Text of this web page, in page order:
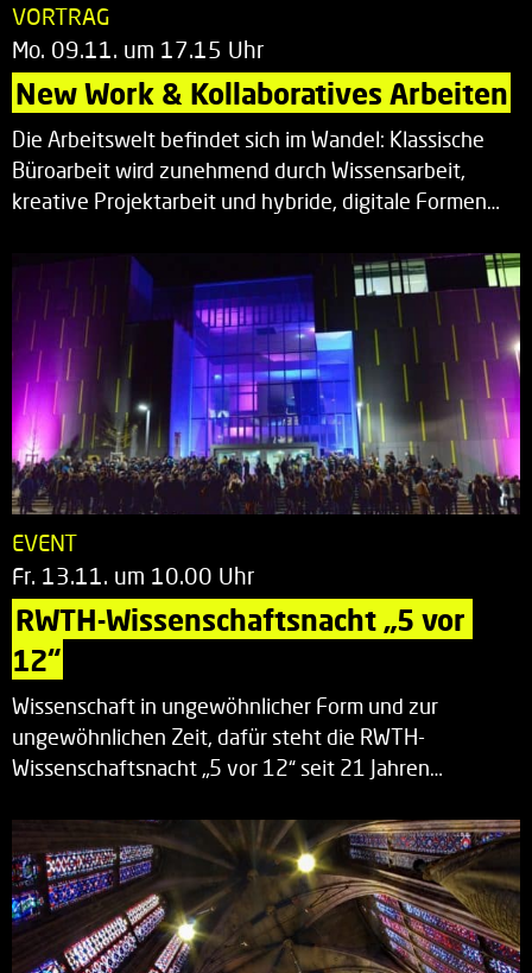
VORTRAG
Mo. 09.11. um 17.15 Uhr
New Work & Kollaboratives Arbeiten
Die Arbeitswelt befindet sich im Wandel: Klassische
Büroarbeit wird zunehmend durch Wissensarbeit,
kreative Projektarbeit und hybride, digitale Formen…
EVENT
Fr. 13.11. um 10.00 Uhr
RWTH-Wissenschaftsnacht „5 vor
12“
Wissenschaft in ungewöhnlicher Form und zur
ungewöhnlichen Zeit, dafür steht die RWTH-
Wissenschaftsnacht „5 vor 12“ seit 21 Jahren…